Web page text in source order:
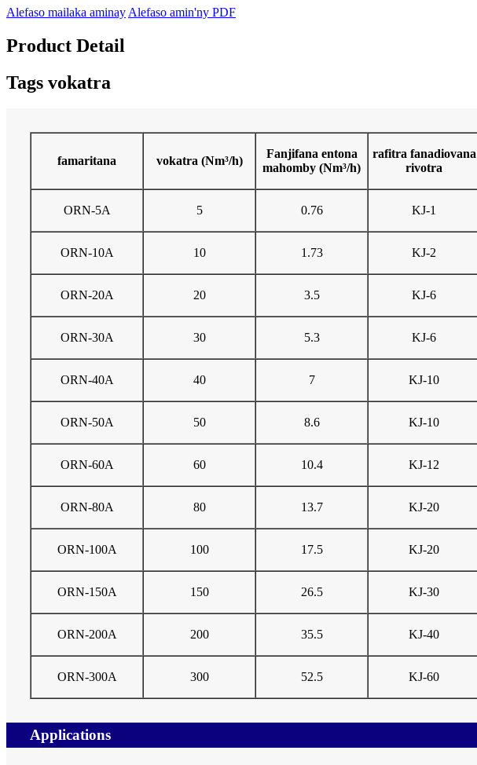
Alefaso mailaka aminay Alefaso amin'ny PDF
Product Detail
Tags vokatra
famaritana vokatra (Nm³/h)
Fanjifana entona
mahomby (Nm³/h)
rafitra fanadiovana
rivotra
ORN-5A 5 0.76 KJ-1
ORN-10A 10 1.73 KJ-2
ORN-20A 20 3.5 KJ-6
ORN-30A 30 5.3 KJ-6
ORN-40A 40 7 KJ-10
ORN-50A 50 8.6 KJ-10
ORN-60A 60 10.4 KJ-12
ORN-80A 80 13.7 KJ-20
ORN-100A 100 17.5 KJ-20
ORN-150A 150 26.5 KJ-30
ORN-200A 200 35.5 KJ-40
ORN-300A 300 52.5 KJ-60
Applications